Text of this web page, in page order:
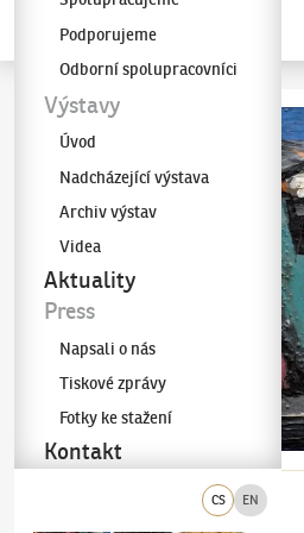
Galerie KODL
CS EN
Podporujeme
Odborní spolupracovníci
Výstavy
Úvod
Nadcházející výstava
Archiv výstav
Videa
Aktuality
Press
Napsali o nás
Tiskové zprávy
Fotky ke stažení
Kontakt